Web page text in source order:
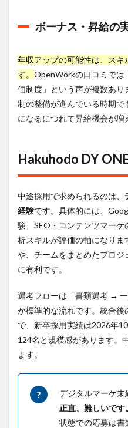
ボーナス・昇給の
年収アップの可能性は、スキ
す。 OpenWorkの口コミでは
価制度」という声が複数あ
制の整備が進んでいる時期
になるにつれて昇給機会が増
Hakuhodo DY
中途採用で求められるのは、
経験です。具体的には、
験、SEO・コンテンツマー
析スキルが評価の軸になり
や、チームをまとめたプロジ
に有利です。
選考フローは「書類選考 →
が標準的な流れです。統合
で、新卒採用実績は2026年
124名と規模感があります。
ます。
?
デジタルマーケ未
正直、難しいです。
状態での応募は書